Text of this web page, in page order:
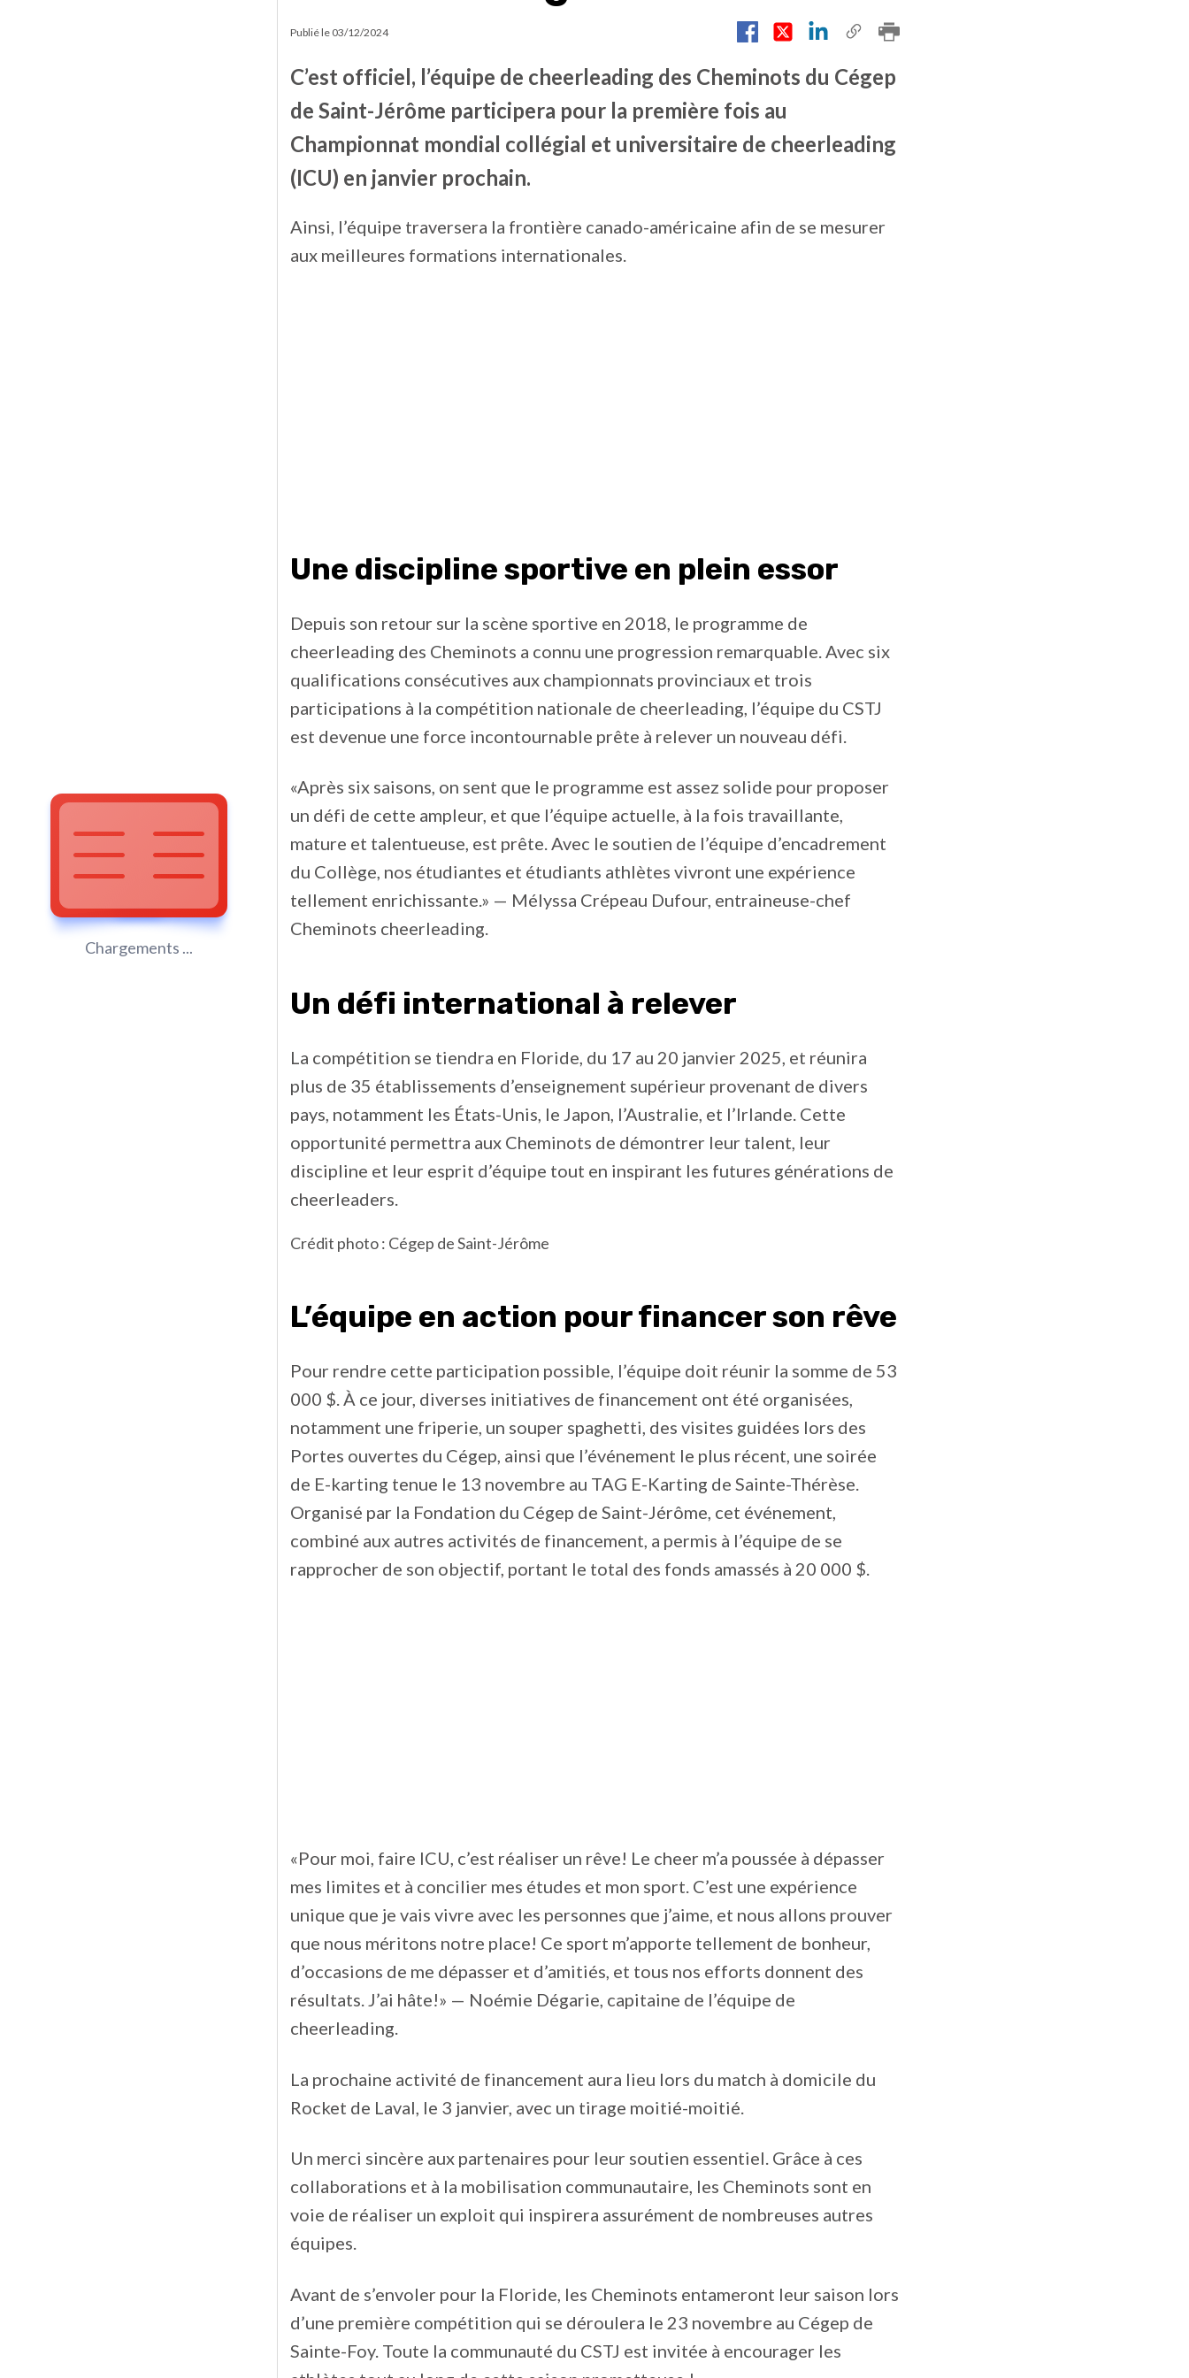
Chargements ...
Publié le 03/12/2024
C’est officiel, l’équipe de cheerleading des Cheminots du Cégep
de Saint-Jérôme participera pour la première fois au
Championnat mondial collégial et universitaire de cheerleading
(ICU) en janvier prochain.
Ainsi, l’équipe traversera la frontière canado-américaine afin de se mesurer
aux meilleures formations internationales.
Une discipline sportive en plein essor
Depuis son retour sur la scène sportive en 2018, le programme de
cheerleading des Cheminots a connu une progression remarquable. Avec six
qualifications consécutives aux championnats provinciaux et trois
participations à la compétition nationale de cheerleading, l’équipe du CSTJ
est devenue une force incontournable prête à relever un nouveau défi.
«Après six saisons, on sent que le programme est assez solide pour proposer
un défi de cette ampleur, et que l’équipe actuelle, à la fois travaillante,
mature et talentueuse, est prête. Avec le soutien de l’équipe d’encadrement
du Collège, nos étudiantes et étudiants athlètes vivront une expérience
tellement enrichissante.» — Mélyssa Crépeau Dufour, entraineuse-chef
Cheminots cheerleading.
Un défi international à relever
La compétition se tiendra en Floride, du 17 au 20 janvier 2025, et réunira
plus de 35 établissements d’enseignement supérieur provenant de divers
pays, notamment les États-Unis, le Japon, l’Australie, et l’Irlande. Cette
opportunité permettra aux Cheminots de démontrer leur talent, leur
discipline et leur esprit d’équipe tout en inspirant les futures générations de
cheerleaders.
Crédit photo : Cégep de Saint-Jérôme
L’équipe en action pour financer son rêve
Pour rendre cette participation possible, l’équipe doit réunir la somme de 53
000 $. À ce jour, diverses initiatives de financement ont été organisées,
notamment une friperie, un souper spaghetti, des visites guidées lors des
Portes ouvertes du Cégep, ainsi que l’événement le plus récent, une soirée
de E-karting tenue le 13 novembre au TAG E-Karting de Sainte-Thérèse.
Organisé par la Fondation du Cégep de Saint-Jérôme, cet événement,
combiné aux autres activités de financement, a permis à l’équipe de se
rapprocher de son objectif, portant le total des fonds amassés à 20 000 $.
«Pour moi, faire ICU, c’est réaliser un rêve! Le cheer m’a poussée à dépasser
mes limites et à concilier mes études et mon sport. C’est une expérience
unique que je vais vivre avec les personnes que j’aime, et nous allons prouver
que nous méritons notre place! Ce sport m’apporte tellement de bonheur,
d’occasions de me dépasser et d’amitiés, et tous nos efforts donnent des
résultats. J’ai hâte!» — Noémie Dégarie, capitaine de l’équipe de
cheerleading.
La prochaine activité de financement aura lieu lors du match à domicile du
Rocket de Laval, le 3 janvier, avec un tirage moitié-moitié.
Un merci sincère aux partenaires pour leur soutien essentiel. Grâce à ces
collaborations et à la mobilisation communautaire, les Cheminots sont en
voie de réaliser un exploit qui inspirera assurément de nombreuses autres
équipes.
Avant de s’envoler pour la Floride, les Cheminots entameront leur saison lors
d’une première compétition qui se déroulera le 23 novembre au Cégep de
Sainte-Foy. Toute la communauté du CSTJ est invitée à encourager les